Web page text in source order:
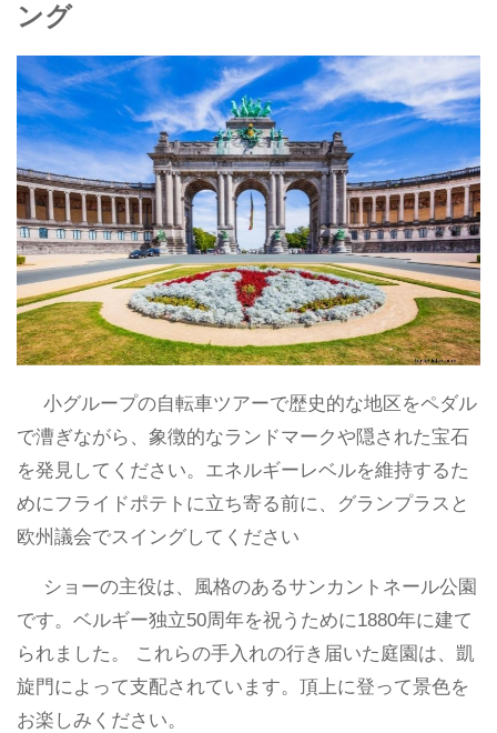
ング
小グループの自転車ツアーで歴史的な地区をペダル
で漕ぎながら、象徴的なランドマークや隠された宝石
を発見してください。エネルギーレベルを維持するた
めにフライドポテトに立ち寄る前に、グランプラスと
欧州議会でスイングしてください
ショーの主役は、風格のあるサンカントネール公園
です。ベルギー独立50周年を祝うために1880年に建て
られました。 これらの手入れの行き届いた庭園は、凱
旋門によって支配されています。頂上に登って景色を
お楽しみください。